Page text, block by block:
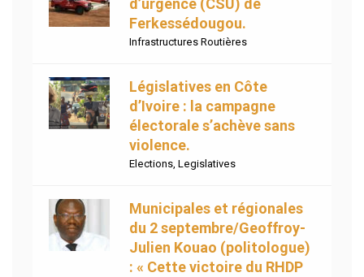
d’urgence (CSU) de
Ferkessédougou.
Infrastructures Routières
Législatives en Côte
d’Ivoire : la campagne
électorale s’achève sans
violence.
Elections, Legislatives
Municipales et régionales
du 2 septembre/Geoffroy-
Julien Kouao (politologue)
: « Cette victoire du RHDP